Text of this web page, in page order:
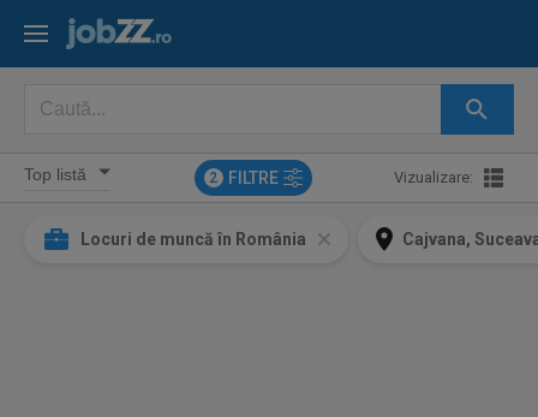
2 FILTRE Vizualizare:
Locuri de muncă în România Cajvana,